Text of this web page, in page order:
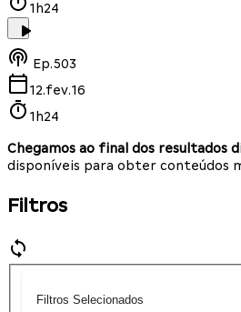
1h24
Ep.503
12.fev.16
1h24
Chegamos ao final dos resultados
disponíveis para obter conteúdos
Filtros
Filtros Selecionados